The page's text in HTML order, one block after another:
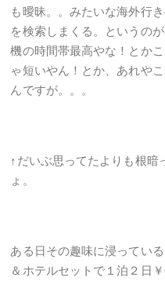
も曖昧。。みたいな海外行
を検索しまくる。というの
機の時間帯最高やな！とか
ゃ短いやん！とか、あれや
んですが。。。
↑だいぶ思ってたよりも根暗
ょ。
ある日その趣味に浸ってい
＆ホテルセットで１泊２日￥